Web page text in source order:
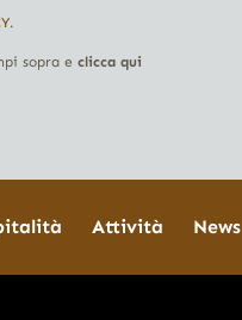
.
sopra e clicca qui
Attività News